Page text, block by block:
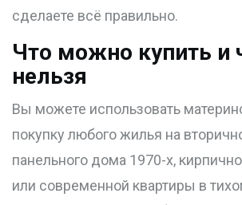
сделаете всё правильно.
Что можно купить и
нельзя
Вы можете использовать
покупку любого жилья на
панельного дома 1970-х,
или современной квартиры в